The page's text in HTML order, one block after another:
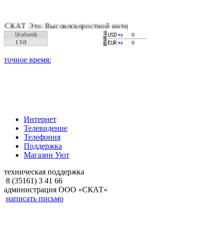
Высокоскоростной интернет, качественное цифровое и
Интернет
Телевидение
Телефония
Поддержка
Магазин Уют
техническая поддержка
8 (35161) 3 41 66
администрация ООО «СКАТ»
написать письмо